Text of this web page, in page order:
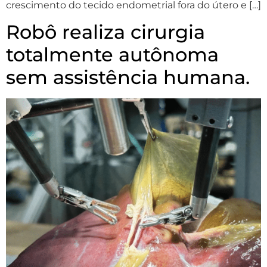
crescimento do tecido endometrial fora do útero e […]
Robô realiza cirurgia
totalmente autônoma
sem assistência humana.